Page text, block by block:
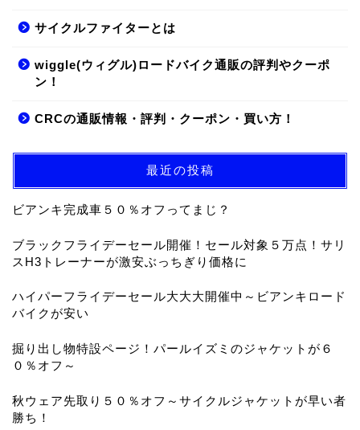
サイクルファイターとは
wiggle(ウィグル)ロードバイク通販の評判やクーポ
ン！
CRCの通販情報・評判・クーポン・買い方！
最近の投稿
ビアンキ完成車５０％オフってまじ？
ブラックフライデーセール開催！セール対象５万点！サリ
スH3トレーナーが激安ぶっちぎり価格に
ハイパーフライデーセール大大大開催中～ビアンキロード
バイクが安い
掘り出し物特設ページ！パールイズミのジャケットが６
０％オフ～
秋ウェア先取り５０％オフ～サイクルジャケットが早い者
勝ち！